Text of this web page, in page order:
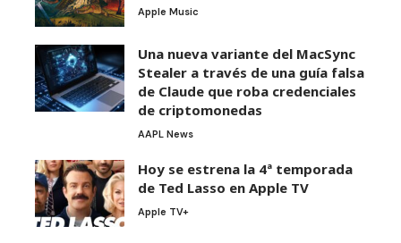
Apple Music
Una nueva variante del MacSync
Stealer a través de una guía falsa
de Claude que roba credenciales
de criptomonedas
AAPL News
Hoy se estrena la 4ª temporada
de Ted Lasso en Apple TV
Apple TV+